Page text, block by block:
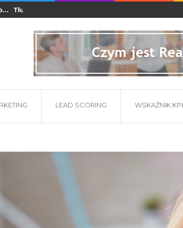
dla branży e-commerce i startupów...
LEAD SCORING WSKAŹNIK KPI